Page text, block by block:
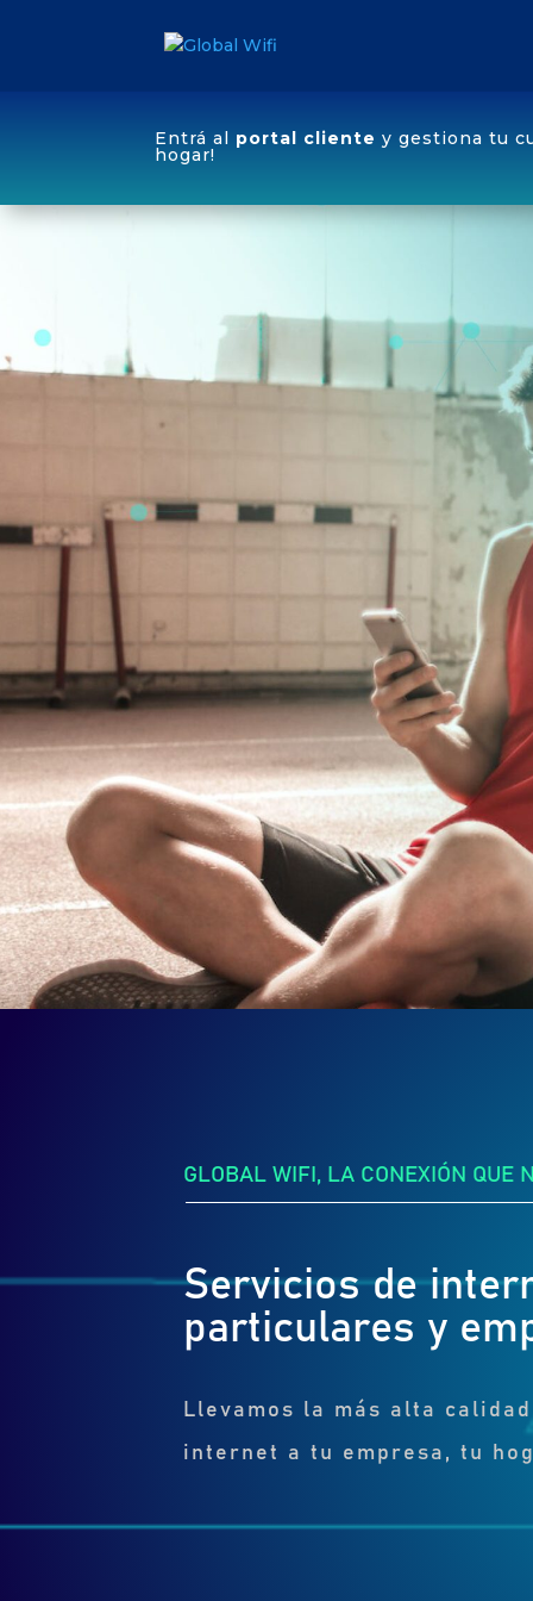
Entrá al portal cliente y gestiona tu
hogar!
GLOBAL WIFI, LA CONEXIÓN QUE
Servicios de
particulares y
Llevamos la más alta
internet a tu empresa, tu